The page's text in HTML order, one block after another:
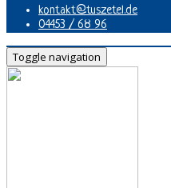
kontakt@tuszetel.de
04453 / 68 96
Toggle navigation